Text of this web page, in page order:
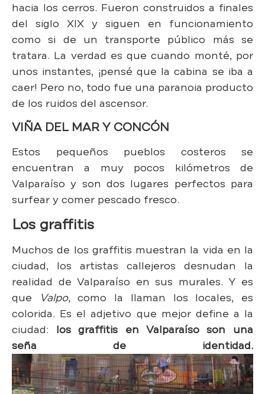
hacia los cerros. Fueron construidos a finales
del siglo XIX y siguen en funcionamiento
como si de un transporte público más se
tratara. La verdad es que cuando monté, por
unos instantes, ¡pensé que la cabina se iba a
caer! Pero no, todo fue una paranoia producto
de los ruidos del ascensor.
VIÑA DEL MAR Y CONCÓN
Estos pequeños pueblos costeros se
encuentran a muy pocos kilómetros de
Valparaíso y son dos lugares perfectos para
surfear y comer pescado fresco.
Los graffitis
Muchos de los graffitis muestran la vida en la
ciudad, los artistas callejeros desnudan la
realidad de Valparaíso en sus murales. Y es
que
Valpo, como la llaman los locales, es
colorida. Es el adjetivo que mejor define a la
ciudad: los graffitis en Valparaíso son una
seña de identidad.